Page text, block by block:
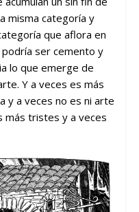
misma categoría y
que aflora en
ser cemento y
lo que emerge de
Y a veces es más
y a veces no es ni arte
más tristes y a veces